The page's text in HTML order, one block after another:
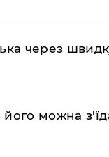
через
можна